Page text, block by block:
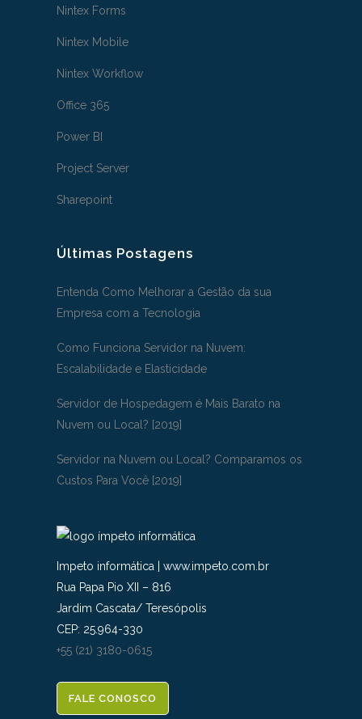
Nintex Forms
Nintex Mobile
Nintex Workflow
Office 365
Power BI
Project Server
Sharepoint
Últimas Postagens
Entenda Como Melhorar a Gestão da sua
Empresa com a Tecnologia
Como Funciona Servidor na Nuvem:
Escalabilidade e Elasticidade
Servidor de Hospedagem é Mais Barato na
Nuvem ou Local? [2019]
Servidor na Nuvem ou Local? Comparamos os
Custos Para Você [2019]
Impeto informática
www.impeto.com.br
Rua Papa Pio XII – 816
Jardim Cascata/ Teresópolis
CEP: 25.964-330
+55 (21) 3180-0615
FALE CONOSCO